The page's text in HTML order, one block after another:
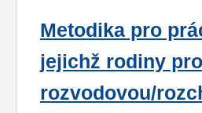
Metodika pro
jejichž rodiny
rozvodovou/